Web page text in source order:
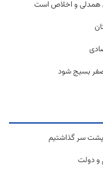
همدلی و اخلاص است
صفر بسیج شود
پشت سر گذاشتیم
و دولت